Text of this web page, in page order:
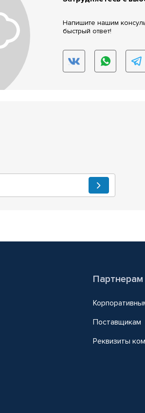
Напишите нашим
быстрый ответ!
Партнерам
Поставщикам
Реквизиты